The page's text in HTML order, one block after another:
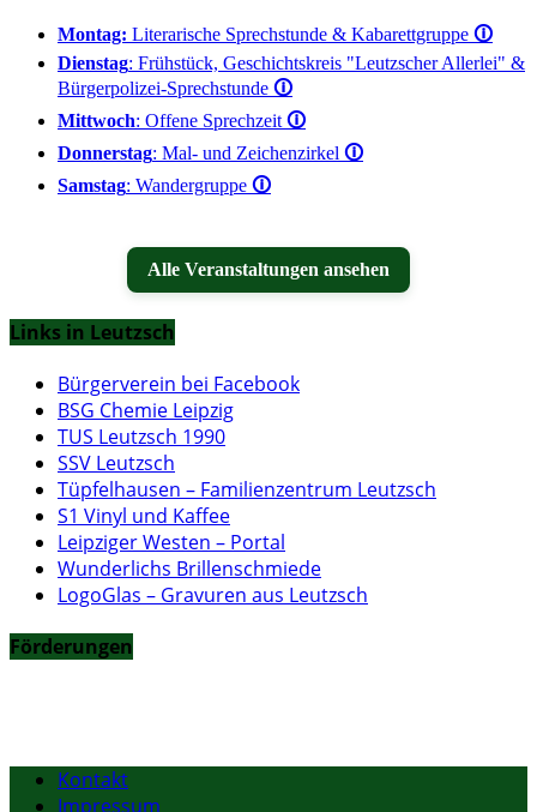
Montag: Literarische Sprechstunde & Kabarettgruppe 🛈
Dienstag: Frühstück, Geschichtskreis "Leutzscher Allerlei" &
Bürgerpolizei-Sprechstunde 🛈
Mittwoch: Offene Sprechzeit 🛈
Donnerstag: Mal- und Zeichenzirkel 🛈
Samstag: Wandergruppe 🛈
Alle Veranstaltungen ansehen
Links in Leutzsch
Bürgerverein bei Facebook
BSG Chemie Leipzig
TUS Leutzsch 1990
SSV Leutzsch
Tüpfelhausen – Familienzentrum Leutzsch
S1 Vinyl und Kaffee
Leipziger Westen – Portal
Wunderlichs Brillenschmiede
LogoGlas – Gravuren aus Leutzsch
Förderungen
Kontakt
Impressum